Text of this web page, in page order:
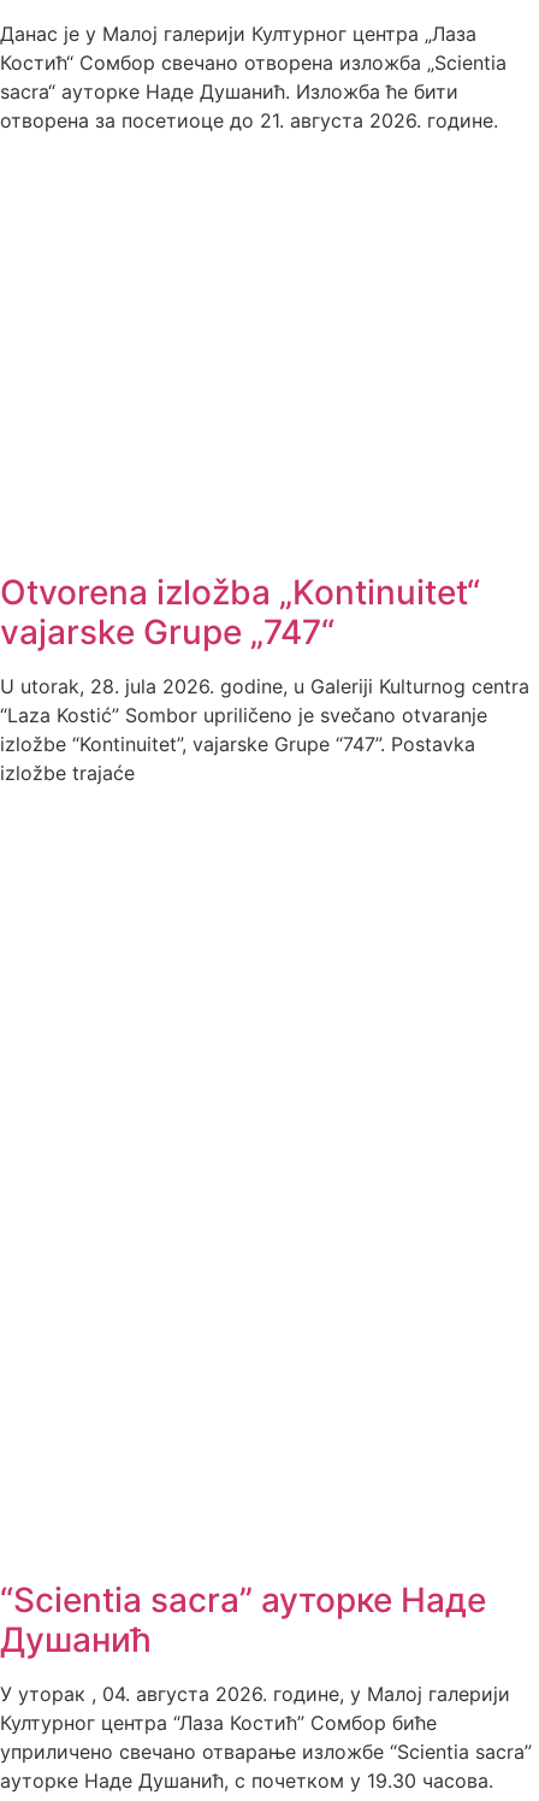
Данас је у Малој галерији Културног центра „Лаза
Костић“ Сомбор свечано отворена изложба „Scientia
sacra“ ауторке Наде Душанић. Изложба ће бити
отворена за посетиоце до 21. августа 2026. године.
Otvorena izložba „Kontinuitet“
vajarske Grupe „747“
U utorak, 28. jula 2026. godine, u Galeriji Kulturnog centra
“Laza Kostić” Sombor upriličeno je svečano otvaranje
izložbe “Kontinuitet”, vajarske Grupe “747”. Postavka
izložbe trajaće
“Scientia sacra” ауторке Наде
Душанић
У уторак , 04. августа 2026. године, у Малој галерији
Културног центра “Лаза Костић” Сомбор биће
уприличено свечано отварање изложбе “Scientia sacra”
ауторке Наде Душанић, с почетком у 19.30 часова.